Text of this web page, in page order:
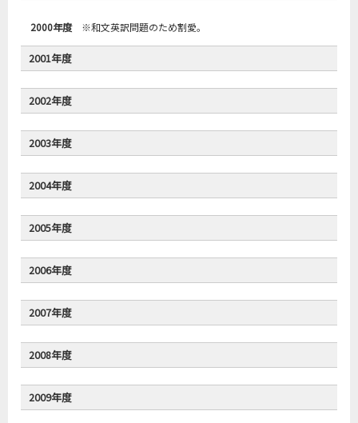
2. 生徒会活動などをしている時
3. 親しい友人と一緒にいる時
77.3
88.4
4. 部活動をしている時
36.8
―
5. 先生に褒められた時
7.1
39.3
6. よい成績を取った時
31.5
81.6
7. 文化祭，運動会の時
9. 自分の個性や特技を生かせた時
11. その他
12. 充実していると感じたことはない
7.7
4.6
無回答
注
Directions
Hotel Clerk
Hotel Clerk
Clerk
: May I help you?
Customer
: Yes. How much is this jacket?
Clerk
: It’s $200, sir.
Customer
Clerk
: Yes. How about this one? It’s $150.
Customer
2000年度※和文英訳問題のため割愛。
2001年度
2002年度
2003年度
2004年度
2005年度
2006年度
2007年度
2008年度
2009年度